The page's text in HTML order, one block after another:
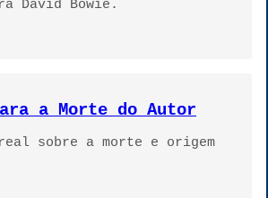
David Bowie.
a Morte do Autor
sobre a morte e origem